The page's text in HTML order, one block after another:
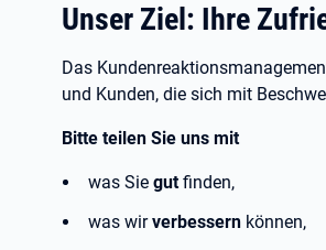
Unser Ziel: Ihre
Das
und Kunden, die sich mit
Bitte teilen Sie uns mit
was Sie gutfinden,
was wirverbessern können,